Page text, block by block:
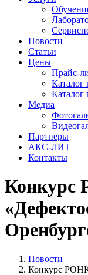
Новости
Статьи
Цены
Прайс-
Каталог
Каталог
Медиа
Партнеры
АКС-ЛИТ
Контакты
Новости
Конкурс